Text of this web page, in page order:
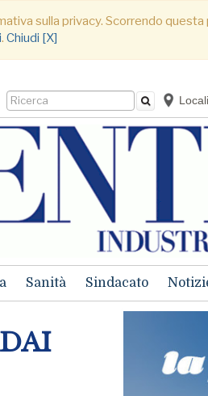
sulla privacy. Scorrendo questa
. Chiudi [X]
Sanità Sindacato